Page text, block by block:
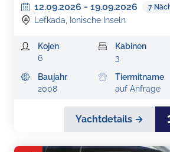
12.09.2026 - 19.09.2026 7
Lefkada, Ionische Inseln
Kojen
6
Kabinen
3
Baujahr
2008
Tiermitname
auf Anfrage
Yachtdetails →